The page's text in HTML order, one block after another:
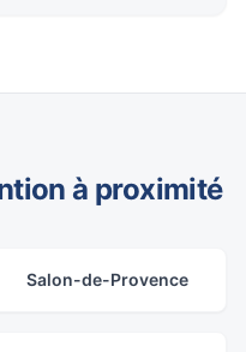
à proximité
Salon-de-Provence